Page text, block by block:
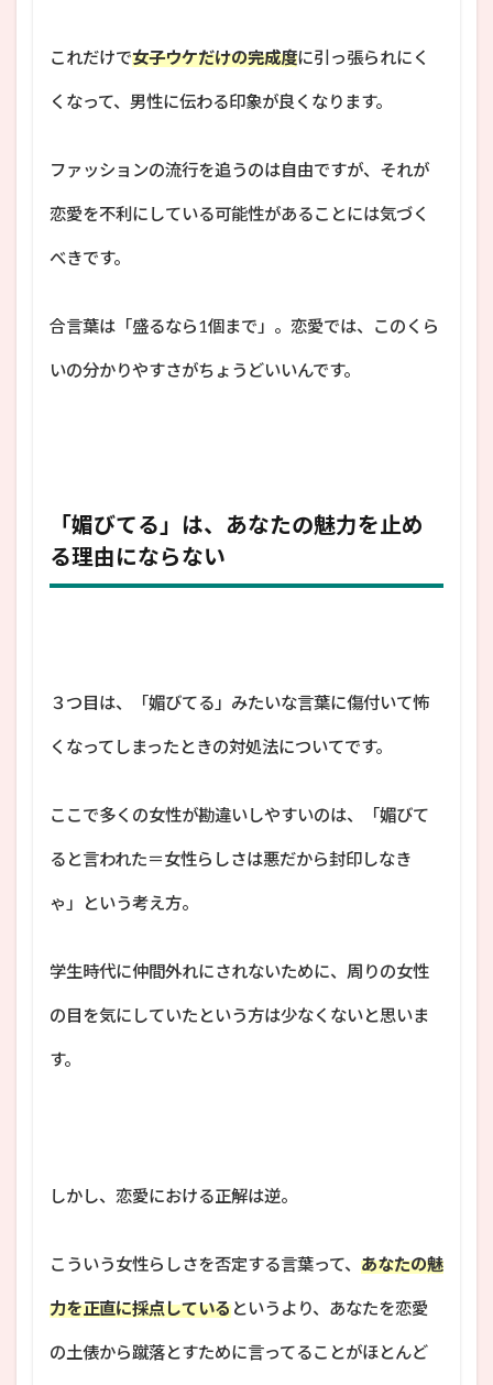
これだけで女子ウケだけの完成度に引っ張られにく
くなって、男性に伝わる印象が良くなります。
ファッションの流行を追うのは自由ですが、それが
恋愛を不利にしている可能性があることには気づく
べきです。
合言葉は「盛るなら1個まで」。恋愛では、このくら
いの分かりやすさがちょうどいいんです。
「媚びてる」は、あなたの魅力を止め
る理由にならない
３つ目は、「媚びてる」みたいな言葉に傷付いて怖
くなってしまったときの対処法についてです。
ここで多くの女性が勘違いしやすいのは、「媚びて
ると言われた＝女性らしさは悪だから封印しなき
ゃ」という考え方。
学生時代に仲間外れにされないために、周りの女性
の目を気にしていたという方は少なくないと思いま
す。
しかし、恋愛における正解は逆。
こういう女性らしさを否定する言葉って、 あなたの魅
力を正直に採点しているというより、あなたを恋愛
の土俵から蹴落とすために言ってることがほとんど